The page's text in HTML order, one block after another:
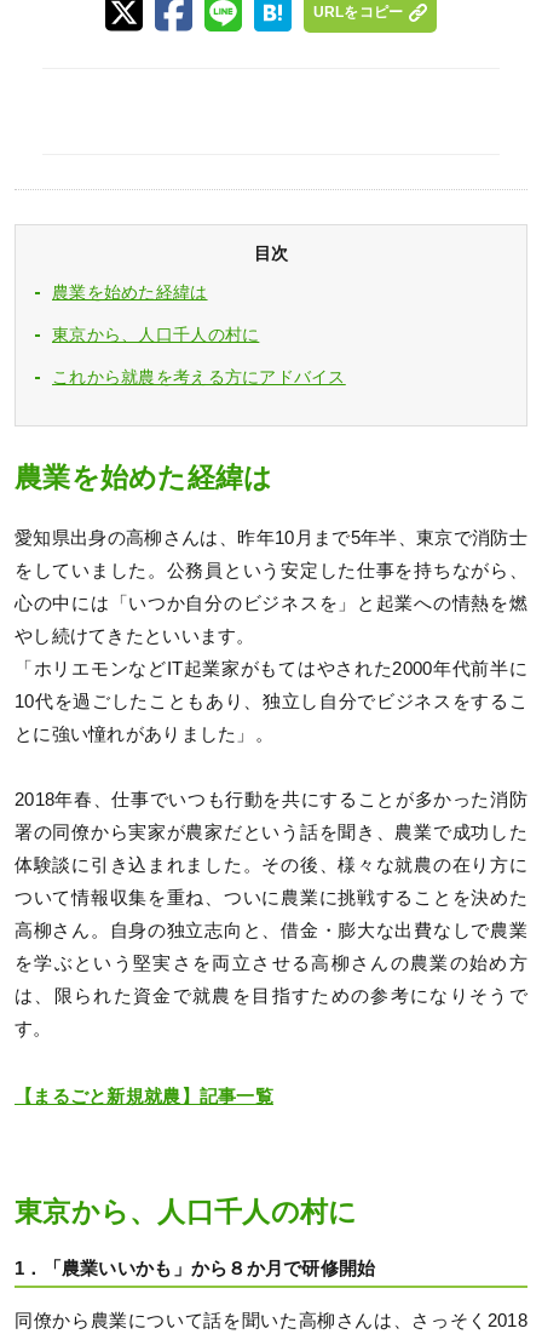
URLをコピー
目次
農業を始めた経緯は
東京から、人口千人の村に
これから就農を考える方にアドバイス
農業を始めた経緯は
愛知県出身の高柳さんは、昨年10月まで5年半、東京で消防士
をしていました。公務員という安定した仕事を持ちながら、
心の中には「いつか自分のビジネスを」と起業への情熱を燃
やし続けてきたといいます。
「ホリエモンなどIT起業家がもてはやされた2000年代前半に
10代を過ごしたこともあり、独立し自分でビジネスをするこ
とに強い憧れがありました」。
2018年春、仕事でいつも行動を共にすることが多かった消防
署の同僚から実家が農家だという話を聞き、農業で成功した
体験談に引き込まれました。その後、様々な就農の在り方に
ついて情報収集を重ね、ついに農業に挑戦することを決めた
高柳さん。自身の独立志向と、借金・膨大な出費なしで農業
を学ぶという堅実さを両立させる高柳さんの農業の始め方
は、限られた資金で就農を目指すための参考になりそうで
す。
【まるごと新規就農】記事一覧
東京から、人口千人の村に
1．「農業いいかも」から８か月で研修開始
同僚から農業について話を聞いた高柳さんは、さっそく2018